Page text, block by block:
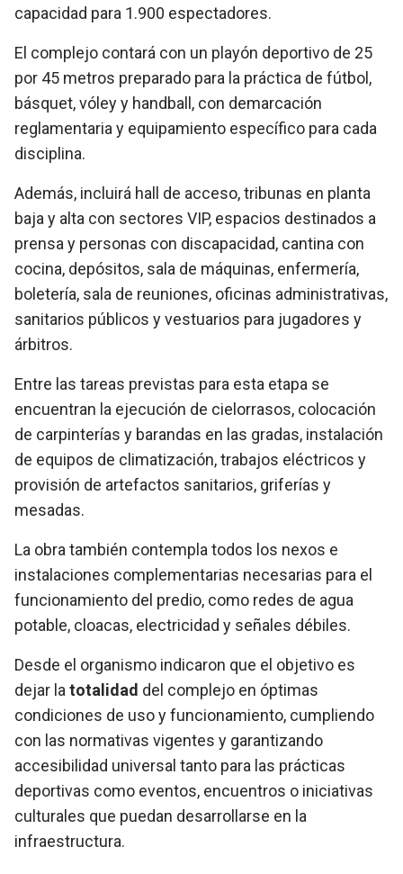
capacidad para 1.900 espectadores.
El complejo contará con un playón deportivo de 25
por 45 metros preparado para la práctica de fútbol,
básquet, vóley y handball, con demarcación
reglamentaria y equipamiento específico para cada
disciplina.
Además, incluirá hall de acceso, tribunas en planta
baja y alta con sectores VIP, espacios destinados a
prensa y personas con discapacidad, cantina con
cocina, depósitos, sala de máquinas, enfermería,
boletería, sala de reuniones, oficinas administrativas,
sanitarios públicos y vestuarios para jugadores y
árbitros.
Entre las tareas previstas para esta etapa se
encuentran la ejecución de cielorrasos, colocación
de carpinterías y barandas en las gradas, instalación
de equipos de climatización, trabajos eléctricos y
provisión de artefactos sanitarios, griferías y
mesadas.
La obra también contempla todos los nexos e
instalaciones complementarias necesarias para el
funcionamiento del predio, como redes de agua
potable, cloacas, electricidad y señales débiles.
Desde el organismo indicaron que el objetivo es
dejar la totalidad del complejo en óptimas
condiciones de uso y funcionamiento, cumpliendo
con las normativas vigentes y garantizando
accesibilidad universal tanto para las prácticas
deportivas como eventos, encuentros o iniciativas
culturales que puedan desarrollarse en la
infraestructura.